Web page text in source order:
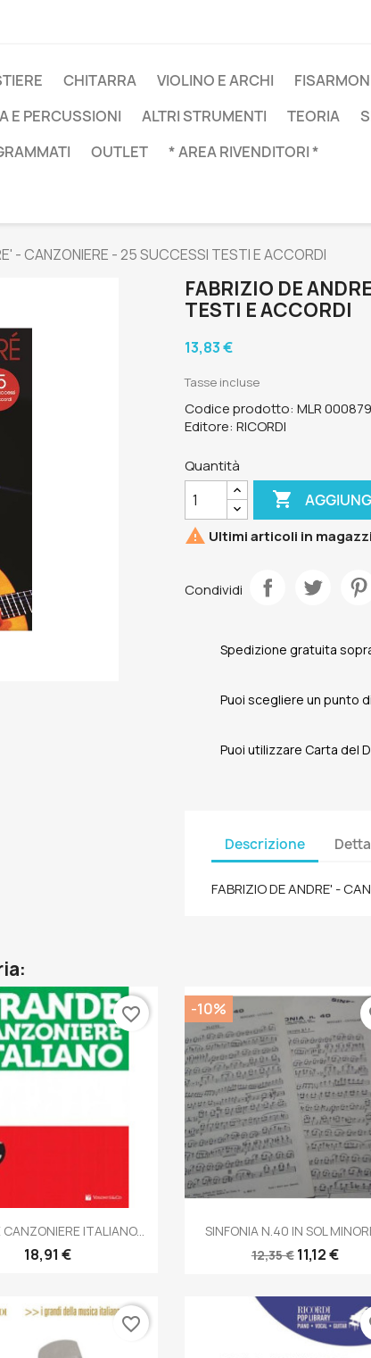
CHITARRA VIOLINO E ARCHI
E PERCUSSIONI ALTRI STRUMENTI TEORIA
OUTLET * AREA RIVENDITORI *
- CANZONIERE - 25 SUCCESSI TESTI E ACCORDI
FABRIZIO DE
TESTI E ACCORDI
13,83 €
Tasse incluse
Codice prodotto: MLR
Editore: RICORDI
Quantità

 Ultimi articoli in
Condividi
Spedizione gratuita
Puoi scegliere un punto
Puoi utilizzare Carta del
Descrizione
FABRIZIO DE ANDRE' -
AnteprimaITALIANO...
18,91 €
favorite_border
 Anteprima
SINFONIA N.40 IN SOL
12,35 € 11,12 €
-10%
favorite_border